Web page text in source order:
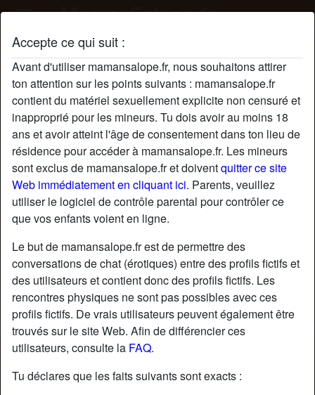
Accepte ce qui suit :
Avant d'utiliser mamansalope.fr, nous souhaitons attirer
ton attention sur les points suivants : mamansalope.fr
contient du matériel sexuellement explicite non censuré et
inapproprié pour les mineurs. Tu dois avoir au moins 18
ans et avoir atteint l'âge de consentement dans ton lieu de
résidence pour accéder à mamansalope.fr. Les mineurs
sont exclus de mamansalope.fr et doiventquitter ce site
Web immédiatement en cliquant ici. Parents, veuillez
utiliser le logiciel de contrôle parental pour contrôler ce
que vos enfants voient en ligne.
Le but de mamansalope.fr est de permettre des
conversations de chat (érotiques) entre des profils fictifs et
des utilisateurs et contient donc des profils fictifs. Les
rencontres physiques ne sont pas possibles avec ces
profils fictifs. De vrais utilisateurs peuvent également être
trouvés sur le site Web. Afin de différencier ces
utilisateurs, consulte la FAQ.
Tu déclares que les faits suivants sont exacts :
Profil de JosetteRiqueti424
starAjouter chatDiscuter !